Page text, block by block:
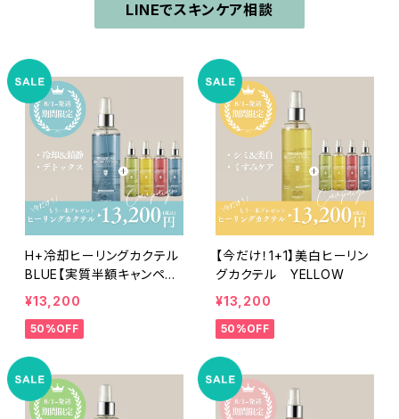
LINEでスキンケア相談
H+冷却ヒーリングカクテル
BLUE【実質半額キャンペー
ン】
¥13,200
50%OFF
【今だけ！1+1】美白ヒーリン
グカクテル YELLOW
¥13,200
50%OFF